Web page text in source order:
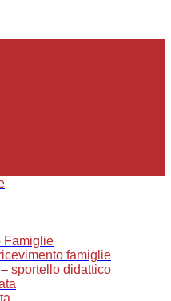
Famiglie
famiglie
sportello didattico